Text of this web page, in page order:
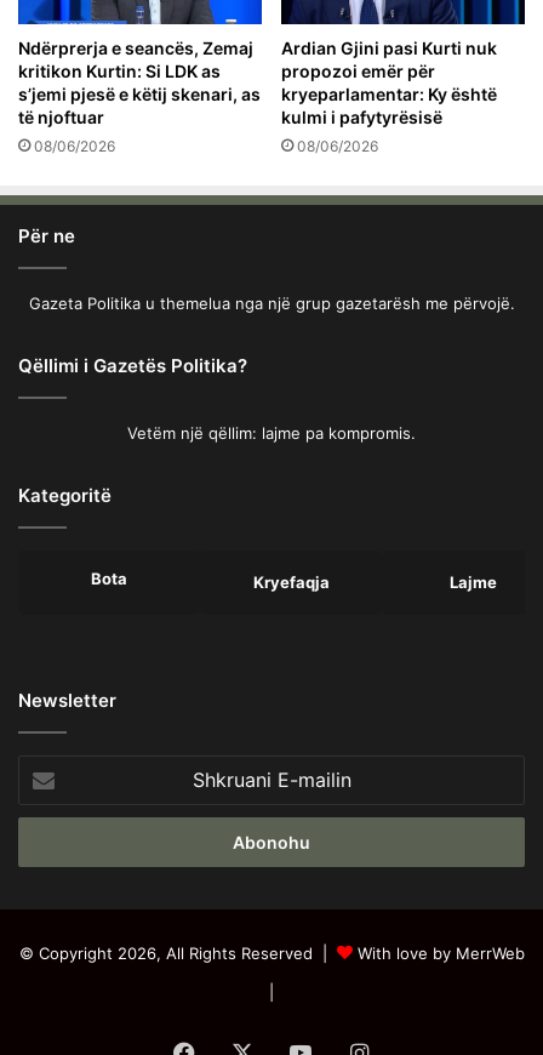
Ndërprerja e seancës, Zemaj
kritikon Kurtin: Si LDK as
s’jemi pjesë e këtij skenari, as
të njoftuar
08/06/2026
Ardian Gjini pasi Kurti nuk
propozoi emër për
kryeparlamentar: Ky është
kulmi i pafytyrësisë
08/06/2026
Për ne
Gazeta Politika u themelua nga një grup gazetarësh me përvojë.
Qëllimi i Gazetës Politika?
Vetëm një qëllim: lajme pa kompromis.
Kategoritë
Bota Kryefaqja Lajme
Newsletter
E-
mailin
© Copyright 2026, All Rights Reserved |
With love by MerrWeb